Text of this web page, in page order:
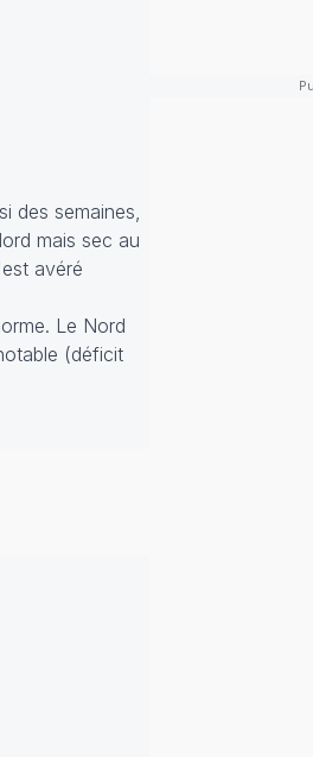
des semaines,
mais sec au
avéré
Le Nord
(déficit